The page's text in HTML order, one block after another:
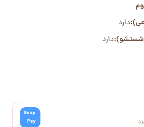
دارد
شستشو):دارد
Snap
Pay